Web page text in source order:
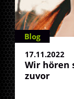
Blog
17.11.2022
Wir hören
zuvor